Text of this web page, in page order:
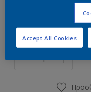
0.96L
Ποσότητα
Accept All Cookies